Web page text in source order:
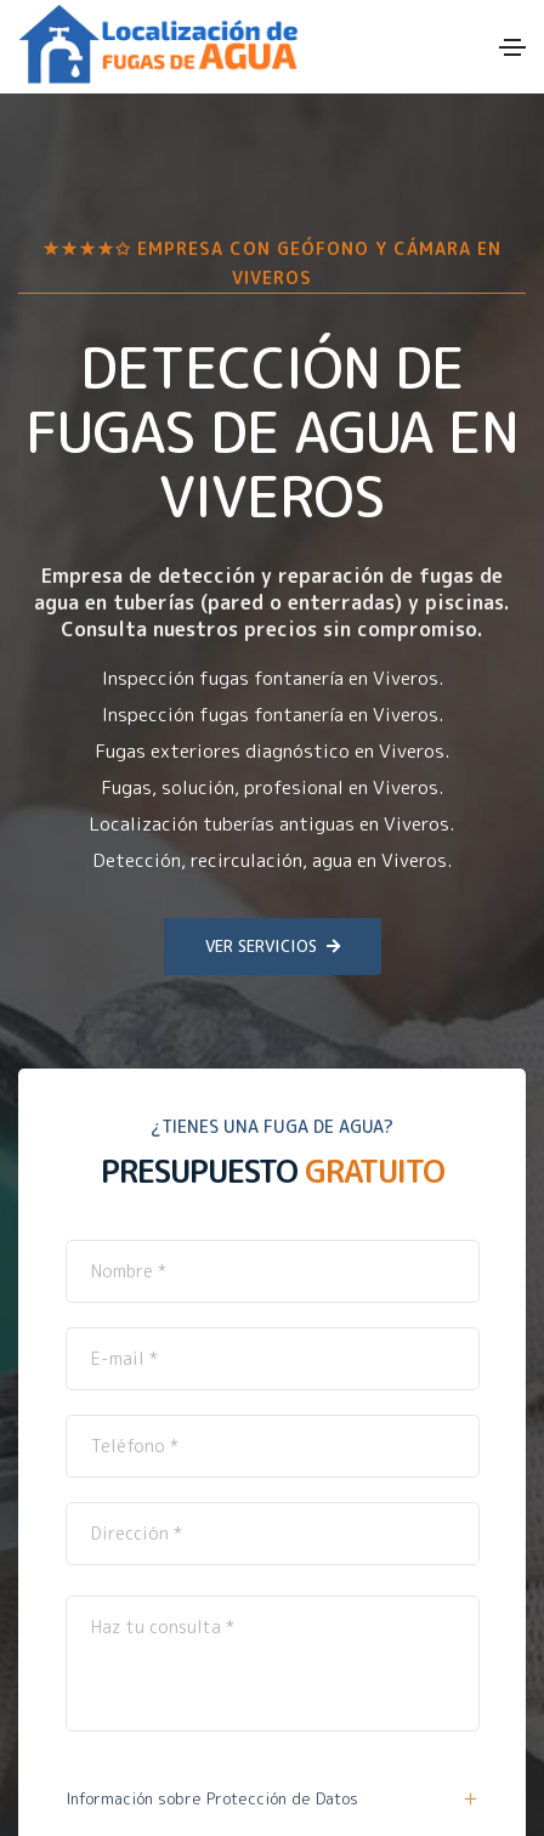
★★★★✩ EMPRESA CON GEÓFONO Y CÁMARA EN
VIVEROS
DETECCIÓN DE
FUGAS DE AGUA EN
VIVEROS
Empresa de detección y reparación de fugas de
agua en tuberías (pared o enterradas) y piscinas.
Consulta nuestros precios sin compromiso.
Inspección fugas fontanería en Viveros.
Inspección fugas fontanería en Viveros.
Fugas exteriores diagnóstico en Viveros.
Fugas, solución, profesional en Viveros.
Localización tuberías antiguas en Viveros.
Detección, recirculación, agua en Viveros.
VER SERVICIOS
¿TIENES UNA FUGA DE AGUA?
PRESUPUESTO GRATUITO
Información sobre Protección de Datos